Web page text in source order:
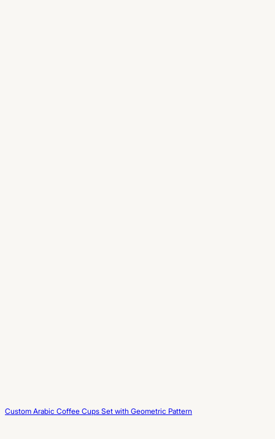
Custom Arabic Coffee Cups Set with Geometric Pattern